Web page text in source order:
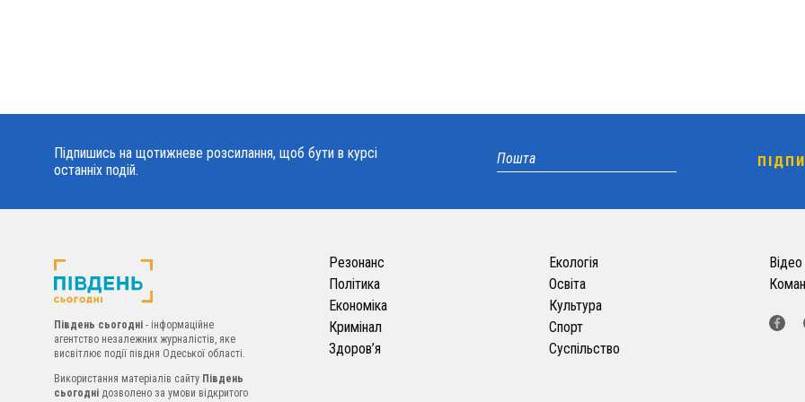
Підпишись на щотижневе розсилання, щоб бути в курсі
останніх подій.
Південь сьогодні - інформаційне
агентство незалежних журналістів, яке
висвітлює події півдня Одеської області.
Використання матеріалів сайту Південь
сьогодні дозволено за умови відкритого
Резонанс
Політика
Економіка
Кримінал
Здоров’я
Екологія
Освіта
Культура
Спорт
Суспільство
Відео